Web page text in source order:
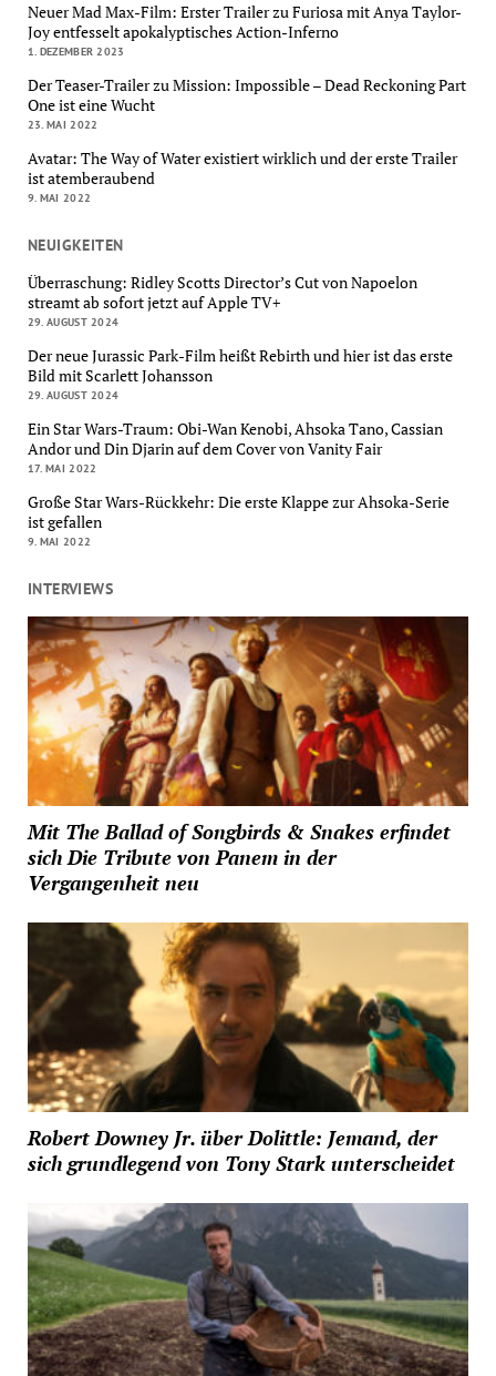
Neuer Mad Max-Film: Erster Trailer zu Furiosa mit Anya Taylor-
Joy entfesselt apokalyptisches Action-Inferno
1. DEZEMBER 2023
Der Teaser-Trailer zu Mission: Impossible – Dead Reckoning Part
One ist eine Wucht
23. MAI 2022
Avatar: The Way of Water existiert wirklich und der erste Trailer
ist atemberaubend
9. MAI 2022
NEUIGKEITEN
Überraschung: Ridley Scotts Director’s Cut von Napoelon
streamt ab sofort jetzt auf Apple TV+
29. AUGUST 2024
Der neue Jurassic Park-Film heißt Rebirth und hier ist das erste
Bild mit Scarlett Johansson
29. AUGUST 2024
Ein Star Wars-Traum: Obi-Wan Kenobi, Ahsoka Tano, Cassian
Andor und Din Djarin auf dem Cover von Vanity Fair
17. MAI 2022
Große Star Wars-Rückkehr: Die erste Klappe zur Ahsoka-Serie
ist gefallen
9. MAI 2022
INTERVIEWS
Mit The Ballad of Songbirds & Snakes erfindet
sich Die Tribute von Panem in der
Vergangenheit neu
Robert Downey Jr. über Dolittle: Jemand, der
sich grundlegend von Tony Stark unterscheidet